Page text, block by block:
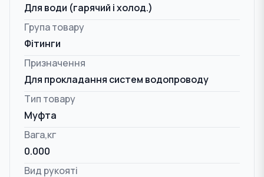
Для води (гарячий і холод.)
Група товару
Фітинги
Призначення
Для прокладання систем водопроводу
Тип товару
Муфта
Вага,кг
0.000
Вид рукояті